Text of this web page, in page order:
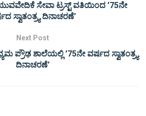
ಸೇವಾ ಟ್ರಸ್ಟ್ ವತಿಯಿಂದ ’75ನೇ
ಸ್ವಾತಂತ್ರ್ಯ ದಿನಾಚರಣೆ’
Next Post
ಪ್ರೌಢ ಶಾಲೆಯಲ್ಲಿ ’75ನೇ ವರ್ಷದ ಸ್ವಾತಂತ್ರ್ಯ
ದಿನಾಚರಣೆ’